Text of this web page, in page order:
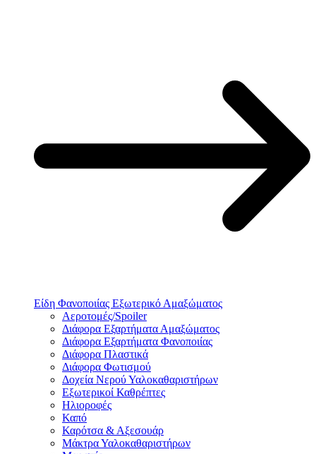
Είδη Φανοποιίας Εξωτερικό Αμαξώματος
Αεροτομές/Spoiler
Διάφορα Εξαρτήματα Αμαξώματος
Διάφορα Εξαρτήματα Φανοποιίας
Διάφορα Πλαστικά
Διάφορα Φωτισμού
Δοχεία Νερού Υαλοκαθαριστήρων
Εξωτερικοί Καθρέπτες
Ηλιοροφές
Καπό
Καρότσα & Αξεσουάρ
Μάκτρα Υαλοκαθαριστήρων